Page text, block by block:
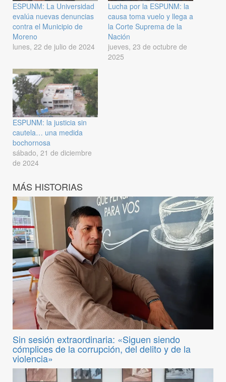
ESPUNM: La Universidad
evalúa nuevas denuncias
contra el Municipio de
Moreno
lunes, 22 de julio de 2024
Lucha por la ESPUNM: la
causa toma vuelo y llega a
la Corte Suprema de la
Nación
jueves, 23 de octubre de
2025
ESPUNM: la justicia sin
cautela… una medida
bochornosa
sábado, 21 de diciembre
de 2024
MÁS HISTORIAS
Sin sesión extraordinaria: «Siguen siendo
cómplices de la corrupción, del delito y de la
violencia»